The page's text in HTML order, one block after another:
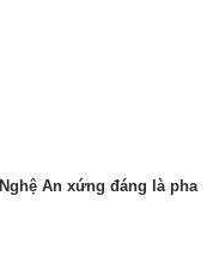
An xứng đáng là pha